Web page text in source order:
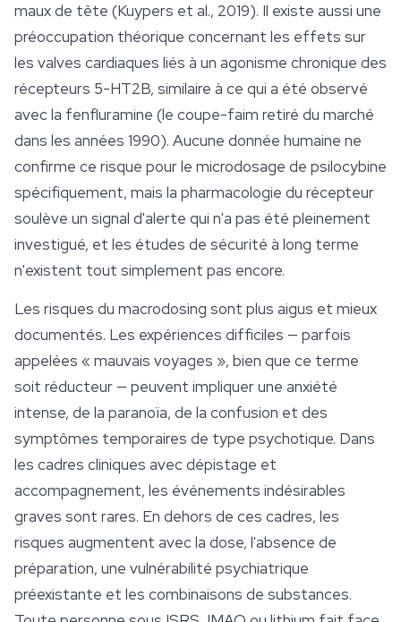
maux de tête (Kuypers et al., 2019). Il existe aussi une
préoccupation théorique concernant les effets sur
les valves cardiaques liés à un agonisme chronique des
récepteurs 5-HT2B, similaire à ce qui a été observé
avec la fenfluramine (le coupe-faim retiré du marché
dans les années 1990). Aucune donnée humaine ne
confirme ce risque pour le microdosage de psilocybine
spécifiquement, mais la pharmacologie du récepteur
soulève un signal d'alerte qui n'a pas été pleinement
investigué, et les études de sécurité à long terme
n'existent tout simplement pas encore.
Les risques du macrodosing sont plus aigus et mieux
documentés. Les expériences difficiles — parfois
appelées « mauvais voyages », bien que ce terme
soit réducteur — peuvent impliquer une anxiété
intense, de la paranoïa, de la confusion et des
symptômes temporaires de type psychotique. Dans
les cadres cliniques avec dépistage et
accompagnement, les événements indésirables
graves sont rares. En dehors de ces cadres, les
risques augmentent avec la dose, l'absence de
préparation, une vulnérabilité psychiatrique
préexistante et les combinaisons de substances.